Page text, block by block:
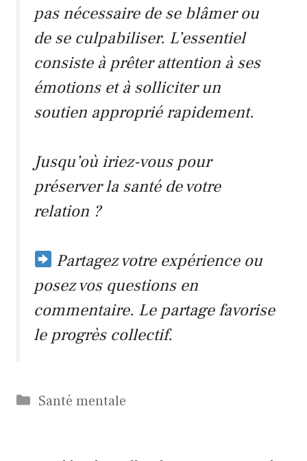
pas nécessaire de se blâmer ou
de se culpabiliser. L’essentiel
consiste à prêter attention à ses
émotions et à solliciter un
soutien approprié rapidement.
Jusqu’où iriez-vous pour
préserver la santé de votre
relation ?
Partagez votre expérience ou
posez vos questions en
commentaire. Le partage favorise
le progrès collectif.
Catégories
Santé mentale